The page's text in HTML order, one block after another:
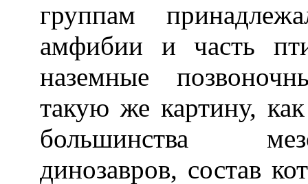
группам
амфибии и часть
наземные
такую же картину,
большинства
динозавров, состав